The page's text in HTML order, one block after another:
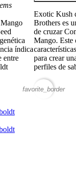
índica
entre
Exotic Kush
Brothers es
de cruzar
Mango. Este
para crear
perfiles de
favorite_border